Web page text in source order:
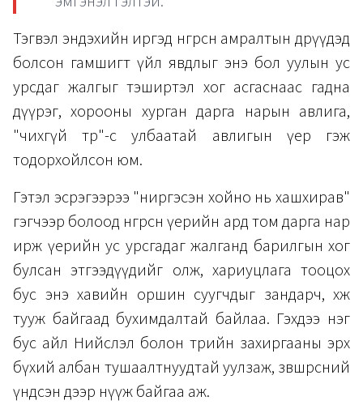
Тэгвэл эндэхийн иргэд өнгөрсөн амралтын өдрүүдэд
болсон гамшигт үйл явдлыг энэ бол уулын ус
урсдаг жалгыг тэширтэл хог асгаснаас гадна
дүүрэг, хорооны хурган дарга нарын авлига,
"чихгүй төр"-өөс улбаатай авлигын үер гэж
тодорхойлсон юм.
Гэтэл эсрэгээрээ "ниргэсэн хойно нь хашхирав"
гэгчээр болоод өнгөрсөн үерийн ард том дарга нар
ирж үерийн ус урсгадаг жалганд барилгын хог
булсан этгээдүүдийг олж, хариуцлага тооцох
бус энэ хавийн оршин суугчдыг зандарч, хөөж
тууж байгаад бухимдалтай байлаа. Гэхдээ нэг
бус айл Нийслэл болон төрийн захиргааны эрх
бүхий албан тушаалтнуудтай уулзаж, зөвшөөрсний
үндсэн дээр нүүж байгаа аж.